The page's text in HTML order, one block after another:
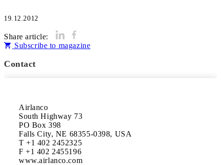
19.12.2012
Share article:
Subscribe to magazine
Contact
Airlanco
South Highway 73
PO Box 398
Falls City, NE 68355-0398, USA
T +1 402 2452325
F +1 402 2455196
www.airlanco.com